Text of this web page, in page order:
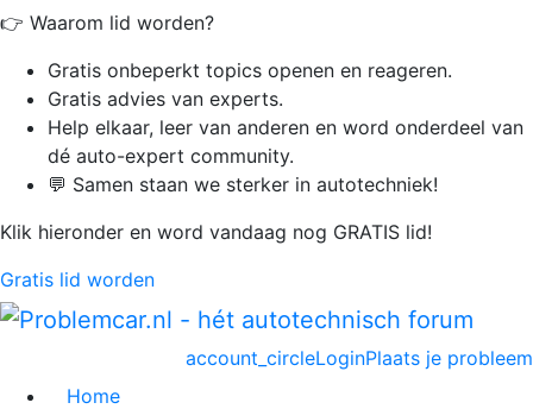
👉 Waarom lid worden?
Gratis onbeperkt topics openen en reageren.
Gratis advies van experts.
Help elkaar, leer van anderen en word onderdeel van
dé auto-expert community.
💬 Samen staan we sterker in autotechniek!
Klik hieronder en word vandaag nog GRATIS lid!
Gratis lid worden
Plaats je probleem
account_circleLogin
Home